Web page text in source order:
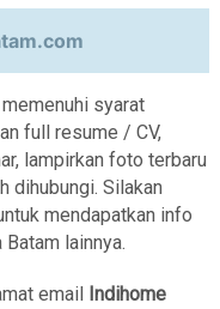
syarat
full resume / CV,
lampirkan foto terbaru
dihubungi. Silakan
mendapatkan info
lainnya.
email
Indihome